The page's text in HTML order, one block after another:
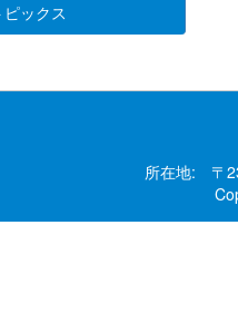
ピックス
所在地: 〒